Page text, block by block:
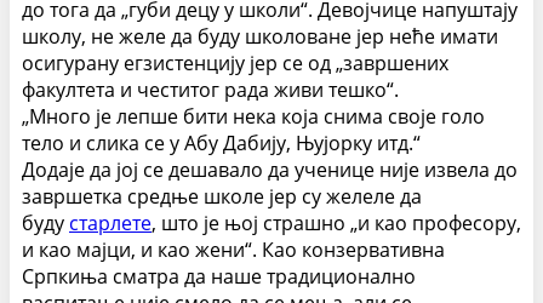
до тога да „губи децу у школи“. Девојчице напуштају
школу, не желе да буду школоване јер неће имати
осигурану егзистенцију јер се од „завршених
факултета и честитог рада живи тешко“.
„Много је лепше бити нека која снима своје голо
тело и слика се у Абу Дабију, Њујорку итд.“
Додаје да јој се дешавало да ученице није извела до
завршетка средње школе јер су желеле да
буду старлете, што је њој страшно „и као професору,
и као мајци, и као жени“. Као конзервативна
Српкиња сматра да наше традиционално